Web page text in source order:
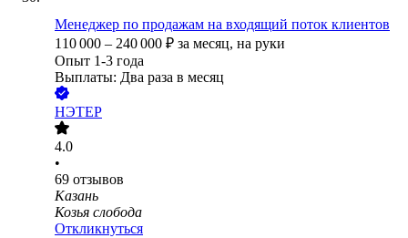
Менеджер по продажам на входящий поток клиентов
110 000 – 240 000 ₽ за месяц, на руки
Опыт 1-3 года
Выплаты: Два раза в месяц
НЭТЕР
4.0
•
69 отзывов
Казань
Козья слобода
Откликнуться